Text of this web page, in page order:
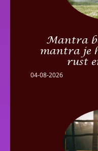
Mantra
mantra je
rust
04-08-2026